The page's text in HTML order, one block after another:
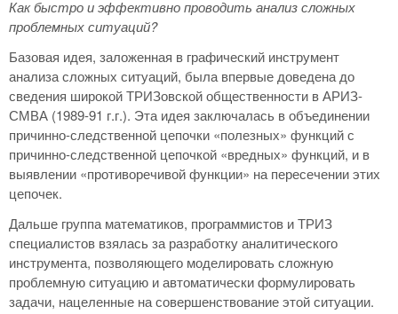
Как быстро и эффективно проводить анализ сложных
проблемных ситуаций?
Базовая идея, заложенная в графический инструмент
анализа сложных ситуаций, была впервые доведена до
сведения широкой ТРИЗовской общественности в АРИЗ-
СМВА (1989-91 г.г.). Эта идея заключалась в объединении
причинно-следственной цепочки «полезных» функций с
причинно-следственной цепочкой «вредных» функций, и в
выявлении «противоречивой функции» на пересечении этих
цепочек.
Дальше группа математиков, программистов и ТРИЗ
специалистов взялась за разработку аналитического
инструмента, позволяющего моделировать сложную
проблемную ситуацию и автоматически формулировать
задачи, нацеленные на совершенствование этой ситуации.